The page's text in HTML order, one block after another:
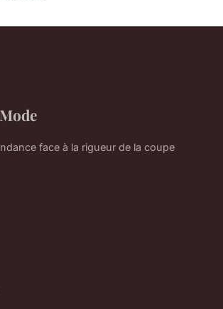
face à la rigueur de la coupe